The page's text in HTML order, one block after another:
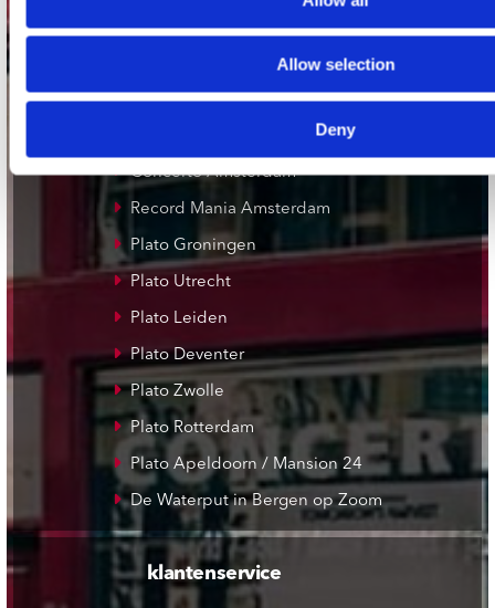
Allow selection
Deny
Utrechtsestraat 52-60
1017 VP Amsterdam
Concerto Amsterdam
Record Mania Amsterdam
Plato Groningen
Plato Utrecht
Plato Leiden
Plato Deventer
Plato Zwolle
Plato Rotterdam
Plato Apeldoorn / Mansion 24
De Waterput in Bergen op Zoom
klantenservice